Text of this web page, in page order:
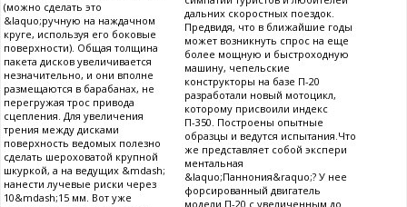
(можно сделать это
&laquo;ручную на наждачном
круге, используя его боковые
поверхности). Общая толщина
пакета дисков увеличивается
незначительно, и они вполне
размещаются в барабанах, не
перегружая трос привода
сцепления. Для увеличения
трения между дисками
поверхность ведомых полезно
сделать шероховатой крупной
шкуркой, а на ведущих &mdash;
нанести лучевые риски через
10&mdash;15 мм. Вот уже
дальних скоростных поездок.
Предвидя, что в ближайшие годы
может возникнуть спрос на еще
более мощную и быстроходную
машину, чепельские
конструкторы на базе П-20
разработали новый мотоцикл,
которому присвоили индекс
П-350. Построены опытные
образцы и ведутся испытания.Что
же представляет собой экспери
ментальная
&laquo;Паннония&raquo;? У нее
форсированный двигатель
модели П-20 с увеличенным до